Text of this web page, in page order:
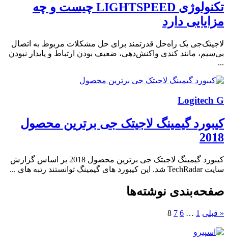
تکنولوژی LIGHTSPEED چیست و چه
مزایایی دارد
لاجیتک‌جی یک راه‌حل قدرتمند برای حل مشکلات مربوط به اتصال
بی‌سیم، مانند کندی واکنش‌دهی، ضعیف بودن ارتباط و پایدار نبودن
...
Logitech G
کیبورد گیمینگ لاجیتک جی برترین محصول
2018
کیبورد گیمینگ لاجیتک جی برترین محصول 2018 بر اساس گزارش
سایت TechRadar شد. این کیبورد های گیمینگ توانستند رتبه های ...
صفحه‌بندی نوشته‌ها
« قبلی 1
…
6
7
8